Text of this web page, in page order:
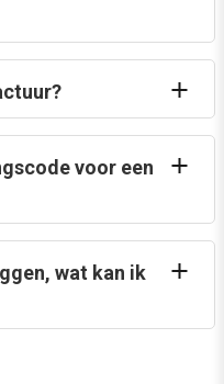
voor een
wat kan ik